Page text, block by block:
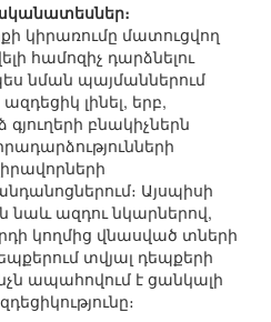
կիրառումը մատուցվող
համոզիչ դարձնելու
նման պայմաններում
լինել, երբ,
բնակիչներն
Այսպիսի
նաև ազդու նկարներով,
կողմից վնասված տների
տվյալ դեպքերի
ապահովում է ցանկալի